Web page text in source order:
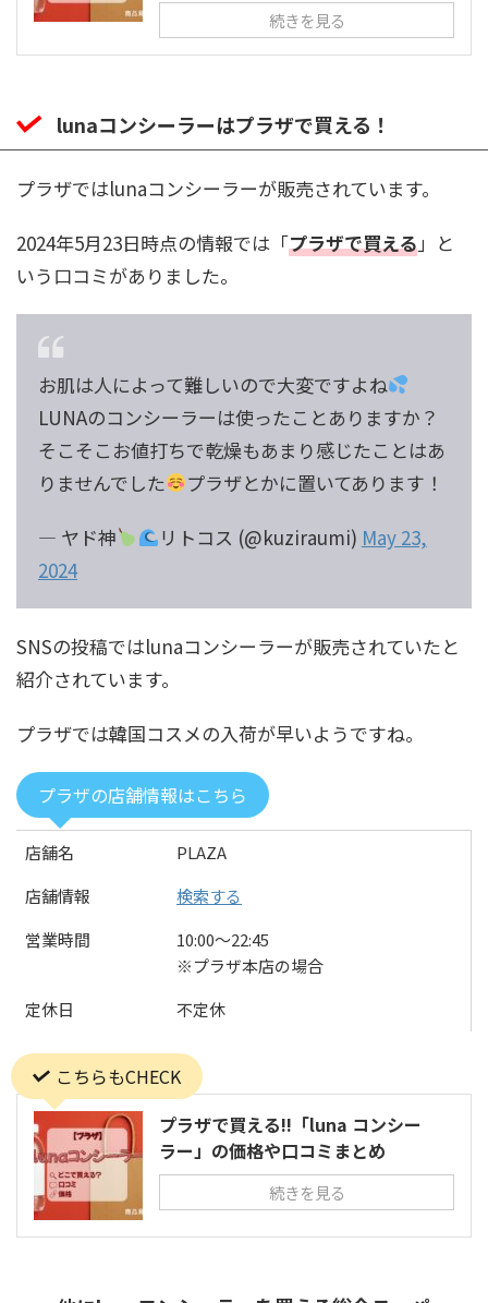
続きを見る
lunaコンシーラーはプラザで買える！
プラザではlunaコンシーラーが販売されています。
2024年5月23日時点の情報では「プラザで買える」と
いう口コミがありました。
お肌は人によって難しいので大変ですよね
LUNAのコンシーラーは使ったことありますか？
そこそこお値打ちで乾燥もあまり感じたことはあ
りませんでした
プラザとかに置いてあります！
— ヤド神
リトコス (@kuziraumi) May 23,
2024
SNSの投稿ではlunaコンシーラーが販売されていたと
紹介されています。
プラザでは韓国コスメの入荷が早いようですね。
プラザの店舗情報はこちら
店舗名
PLAZA
店舗情報
検索する
営業時間
10:00〜22:45
※プラザ本店の場合
定休日
不定休
こちらもCHECK
プラザで買える!!「luna コンシー
ラー」の価格や口コミまとめ
続きを見る